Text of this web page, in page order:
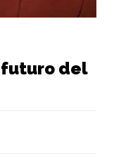
futuro del